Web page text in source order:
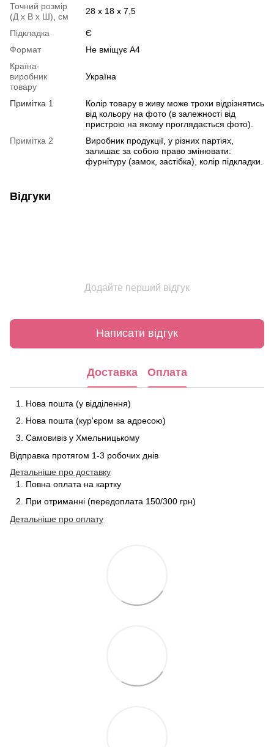
Точний розмір
(Д х В х Ш), см
28 х 18 х 7,5
Підкладка
Є
Формат
Не вміщує А4
Країна-
виробник
товару
Україна
Примітка 1
Колір товару в живу може трохи відрізнятись
від кольору на фото (в залежності від
пристрою на якому проглядається фото).
Примітка 2
Виробник продукції, у різних партіях,
залишає за собою право змінювати:
фурнітуру (замок, застібка), колір підкладки.
Відгуки
Додайте перший відгук
Написати відгук
Доставка Оплата
Нова пошта (у відділення)
Нова пошта (кур'єром за адресою)
Самовивіз у Хмельницькому
Відправка протягом 1-3 робочих днів
Детальніше про доставку
Повна оплата на картку
При отриманні (передоплата 150/300 грн)
Детальніше про оплату